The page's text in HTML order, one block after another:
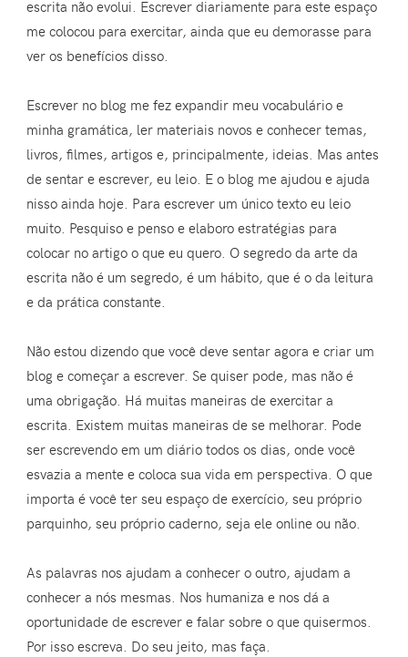
escrita não evolui. Escrever diariamente para este espaço
me colocou para exercitar, ainda que eu demorasse para
ver os benefícios disso.
Escrever no blog me fez expandir meu vocabulário e
minha gramática, ler materiais novos e conhecer temas,
livros, filmes, artigos e, principalmente, ideias. Mas antes
de sentar e escrever, eu leio. E o blog me ajudou e ajuda
nisso ainda hoje. Para escrever um único texto eu leio
muito. Pesquiso e penso e elaboro estratégias para
colocar no artigo o que eu quero. O segredo da arte da
escrita não é um segredo, é um hábito, que é o da leitura
e da prática constante.
Não estou dizendo que você deve sentar agora e criar um
blog e começar a escrever. Se quiser pode, mas não é
uma obrigação. Há muitas maneiras de exercitar a
escrita. Existem muitas maneiras de se melhorar. Pode
ser escrevendo em um diário todos os dias, onde você
esvazia a mente e coloca sua vida em perspectiva. O que
importa é você ter seu espaço de exercício, seu próprio
parquinho, seu próprio caderno, seja ele online ou não.
As palavras nos ajudam a conhecer o outro, ajudam a
conhecer a nós mesmas. Nos humaniza e nos dá a
oportunidade de escrever e falar sobre o que quisermos.
Por isso escreva. Do seu jeito, mas faça.